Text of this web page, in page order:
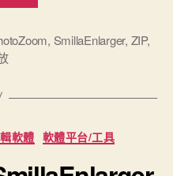
圖
放”
, SmillaEnlarger, ZIP,
軟體 軟體平台/工具